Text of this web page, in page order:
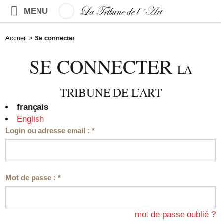
MENU
Accueil > Se connecter
SE CONNECTER LA
TRIBUNE DE L’ART
français
English
Login ou adresse email :*
Mot de passe :*
mot de passe oublié ?